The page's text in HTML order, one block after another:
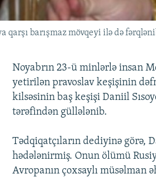
qarşı barışmaz mövqeyi ilə də
Noyabrın 23-ü minlərlə insan
yetirilən pravoslav keşişinin
kilsəsinin baş keşişi Daniil
tərəfindən güllələnib.
Tədqiqatçıların dediyinə görə,
hədələnirmiş. Onun ölümü
Avropanın çoxsaylı müsəlman